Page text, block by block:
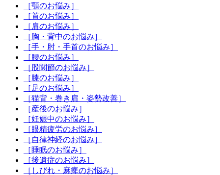
［顎のお悩み］
［首のお悩み］
［肩のお悩み］
［胸・背中のお悩み］
［手・肘・手首のお悩み］
［腰のお悩み］
［股関節のお悩み］
［膝のお悩み］
［足のお悩み］
［猫背・巻き肩・姿勢改善］
［産後のお悩み］
［妊娠中のお悩み］
［眼精疲労のお悩み］
［自律神経のお悩み］
［睡眠のお悩み］
［後遺症のお悩み］
［しびれ・麻痺のお悩み］